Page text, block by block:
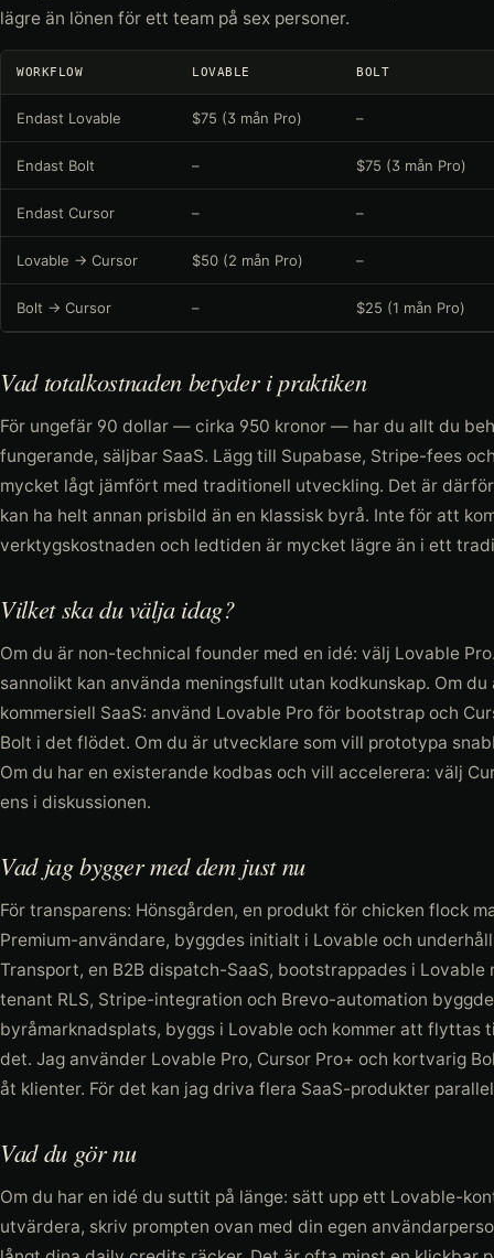
lägre än lönen för ett team på sex personer.
WORKFLOW LOVABLE BOLT
Endast Lovable $75 (3 mån Pro) –
Endast Bolt – $75 (3 mån Pro)
Endast Cursor – –
Lovable → Cursor $50 (2 mån Pro) –
Bolt → Cursor – $25 (1 mån Pro)
Vad totalkostnaden betyder i praktiken
För ungefär 90 dollar — cirka 950 kronor — har du allt du
fungerande, säljbar SaaS. Lägg till Supabase, Stripe-fees
mycket lågt jämfört med traditionell utveckling. Det är
kan ha helt annan prisbild än en klassisk byrå. Inte för att
verktygskostnaden och ledtiden är mycket lägre än i ett
Vilket ska du välja idag?
Om du är non-technical founder med en idé: välj Lovable
sannolikt kan använda meningsfullt utan kodkunskap. Om
kommersiell SaaS: använd Lovable Pro för bootstrap och
Bolt i det flödet. Om du är utvecklare som vill prototypa
Om du har en existerande kodbas och vill accelerera: välj
ens i diskussionen.
Vad jag bygger med dem just nu
För transparens: Hönsgården, en produkt för chicken flock
Premium-användare, byggdes initialt i Lovable och
Transport, en B2B dispatch-SaaS, bootstrappades i Lovable
tenant RLS, Stripe-integration och Brevo-automation
byråmarknadsplats, byggs i Lovable och kommer att flyttas
det. Jag använder Lovable Pro, Cursor Pro+ och kortvarig
åt klienter. För det kan jag driva flera SaaS-produkter
Vad du gör nu
Om du har en idé du suttit på länge: sätt upp ett Lovable-
utvärdera, skriv prompten ovan med din egen